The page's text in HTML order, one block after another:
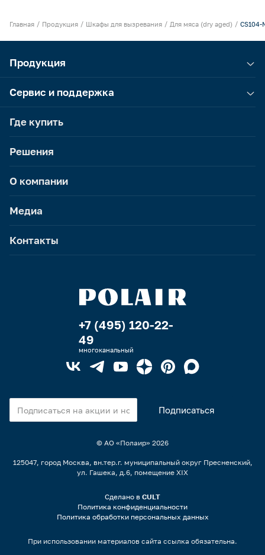
Главная Продукция Шкафы для вызревания Для мяса (dry aged) CS104-
Продукция
Сервис и поддержка
Где купить
Решения
О компании
Медиа
Контакты
+7 (495) 120-22-
49
многоканальный
© АО «Полаир» 2026
125047, город Москва, вн.тер.г. муниципальный округ Пресненский,
ул. Гашека, д.6, помещение XIX
Сделано в CULT
Политика конфиденциальности
Политика обработки персональных данных
При использовании материалов сайта ссылка обязательна.